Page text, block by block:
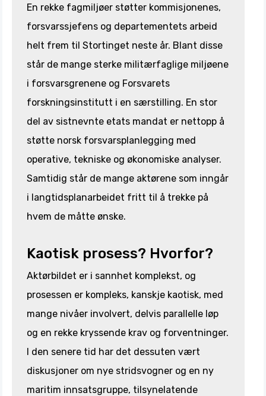
En rekke fagmiljøer støtter kommisjonenes,
forsvarssjefens og departementets arbeid
helt frem til Stortinget neste år. Blant disse
står de mange sterke militærfaglige miljøene
i forsvarsgrenene og Forsvarets
forskningsinstitutt i en særstilling. En stor
del av sistnevnte etats mandat er nettopp å
støtte norsk forsvarsplanlegging med
operative, tekniske og økonomiske analyser.
Samtidig står de mange aktørene som inngår
i langtidsplanarbeidet fritt til å trekke på
hvem de måtte ønske.
Kaotisk prosess? Hvorfor?
Aktørbildet er i sannhet komplekst, og
prosessen er kompleks, kanskje kaotisk, med
mange nivåer involvert, delvis parallelle løp
og en rekke kryssende krav og forventninger.
I den senere tid har det dessuten vært
diskusjoner om nye stridsvogner og en ny
maritim innsatsgruppe, tilsynelatende